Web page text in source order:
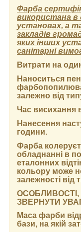
Фарба
використана в
установах, а
закладів
яких інших
санітарні
Витрати на
Наноситься
залежно від
Час висихання
Нанесення
години.
Фарба
обладнанні в
еталонних
кольору може
залежності від
ОСОБЛИВОСТІ,
ЗВЕРНУТИ
Маса фарби
бази, на якій